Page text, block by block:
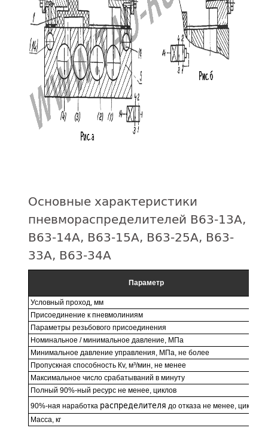
Основные характеристики
пневмораспределителей В63-13А,
В63-14А, В63-15А, В63-25А, В63-
33А, В63-34А
Параметр
Условный проход, мм
Присоединение к пневмолиниям
Параметры резьбового присоединения
Номинальное / минимальное давление, МПа
Минимальное давление управления, МПа, не более
Пропускная способность Кv, м³/мин, не менее
Максимальное число срабатываний в минуту
Полный 90%-ный ресурс не менее, циклов
90%-ная наработка распределителя до отказа не менее, циклов
Масса, кг